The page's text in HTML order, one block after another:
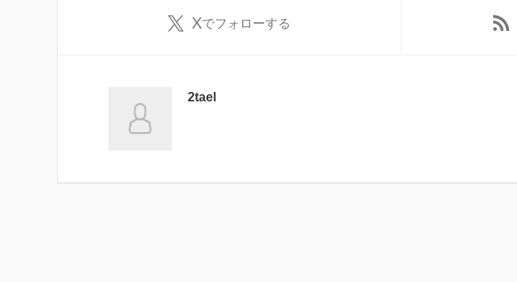
Xでフォローする
2tael